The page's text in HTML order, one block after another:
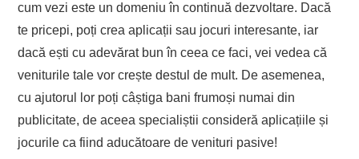
cum vezi este un domeniu în continuă dezvoltare. Dacă
te pricepi, poți crea aplicații sau jocuri interesante, iar
dacă ești cu adevărat bun în ceea ce faci, vei vedea că
veniturile tale vor crește destul de mult. De asemenea,
cu ajutorul lor poți câștiga bani frumoși numai din
publicitate, de aceea specialiștii consideră aplicațiile și
jocurile ca fiind aducătoare de venituri pasive!